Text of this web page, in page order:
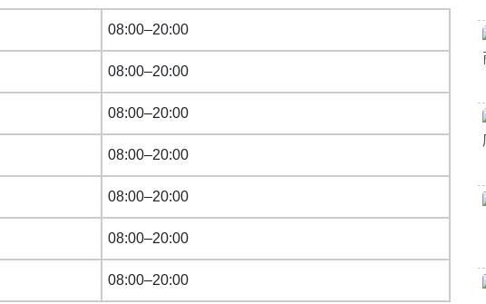
08:00–20:00
08:00–20:00
08:00–20:00
08:00–20:00
08:00–20:00
08:00–20:00
08:00–20:00